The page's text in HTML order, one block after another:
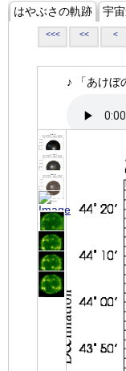
はやぶさの軌跡 宇
<<< << <
♪ 「あけぼ